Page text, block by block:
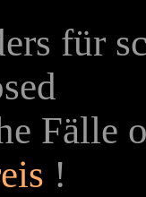
für
Fälle
!